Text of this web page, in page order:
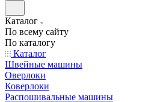
Каталог
По всему сайту
По каталогу
Каталог
Швейные машины
Оверлоки
Коверлоки
Распошивальные машины